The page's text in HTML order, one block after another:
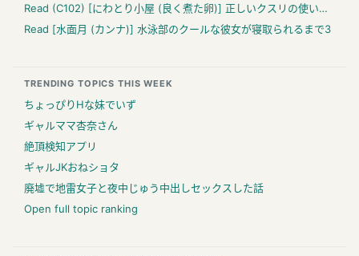
Read (C102) [にわとり小屋 (良く煮た卵)] 正しいクスリの使い方2 (キラキラ☆プリキュアアラモード)
Read [水面月 (カンナ)] 水泳部のクールな彼女が寝取られるまで3
TRENDING TOPICS THIS WEEK
ちょっぴりHな妹でいず
ギャルママ杏奈さん
絶頂検知アプリ
ギャルJKおねショタ
廃墟で地雷女子と夜中じゅう中出しセックスした話
Open full topic ranking